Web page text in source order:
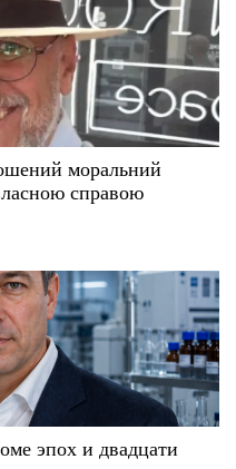
моральний
справою
эпох и двадцати